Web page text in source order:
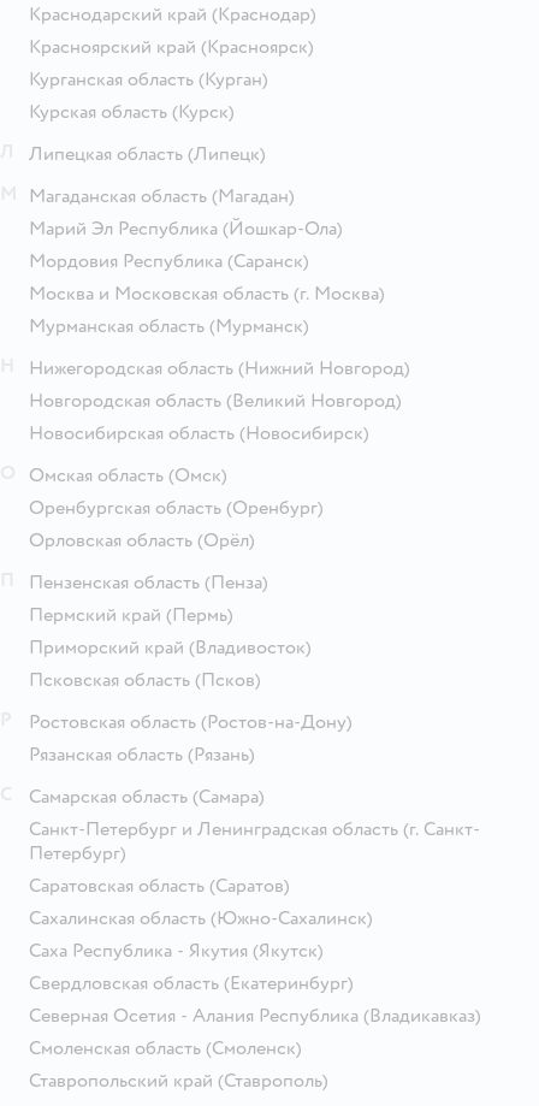
Краснодарский край (Краснодар)
Красноярский край (Красноярск)
Курганская область (Курган)
Курская область (Курск)
Липецкая область (Липецк)
Магаданская область (Магадан)
Марий Эл Республика (Йошкар-Ола)
Мордовия Республика (Саранск)
Москва и Московская область (г. Москва)
Мурманская область (Мурманск)
Нижегородская область (Нижний Новгород)
Новгородская область (Великий Новгород)
Новосибирская область (Новосибирск)
Омская область (Омск)
Оренбургская область (Оренбург)
Орловская область (Орёл)
Пензенская область (Пенза)
Пермский край (Пермь)
Приморский край (Владивосток)
Псковская область (Псков)
Ростовская область (Ростов-на-Дону)
Рязанская область (Рязань)
Самарская область (Самара)
Санкт-Петербург и Ленинградская область (г. Санкт-
Петербург)
Саратовская область (Саратов)
Сахалинская область (Южно-Сахалинск)
Саха Республика - Якутия (Якутск)
Свердловская область (Екатеринбург)
Северная Осетия - Алания Республика (Владикавказ)
Смоленская область (Смоленск)
Ставропольский край (Ставрополь)